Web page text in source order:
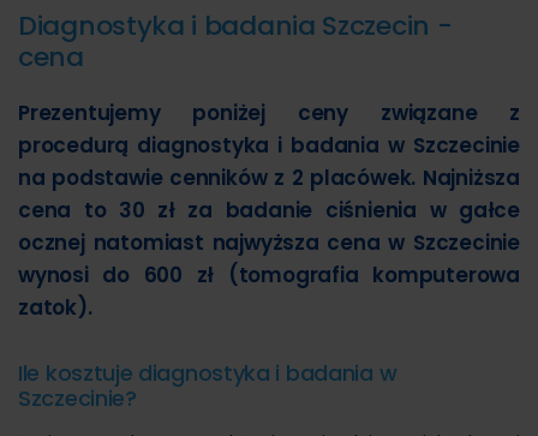
Diagnostyka i badania Szczecin -
cena
Prezentujemy poniżej ceny związane z
procedurą diagnostyka i badania w Szczecinie
na podstawie cenników z 2 placówek. Najniższa
cena to 30 zł za badanie ciśnienia w gałce
ocznej natomiast najwyższa cena w Szczecinie
wynosi do 600 zł (tomografia komputerowa
zatok).
Ile kosztuje diagnostyka i badania w
Szczecinie?